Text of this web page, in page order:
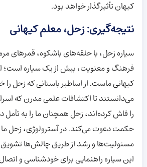
کیهان تأثیرگذار خواهد بود.
نتیجه‌گیری: زحل، معلم کیهانی
سیاره زحل، با حلقه‌های باشکوه، قمرهای
فرهنگ و معنویت، بیش از یک سیاره است؛
کیهانی ماست. از اساطیر باستانی که زحل را
می‌دانستند تا اکتشافات علمی مدرن که
را فاش کرده‌اند، زحل همچنان ما را به
حکمت دعوت می‌کند. در آسترولوژی، زحل ما
مسئولیت‌ها و رشد از طریق چالش‌ها
این سیاره راهنمایی برای خودشناسی و